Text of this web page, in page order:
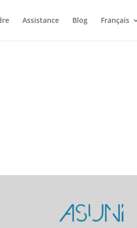
Assistance Blog Français